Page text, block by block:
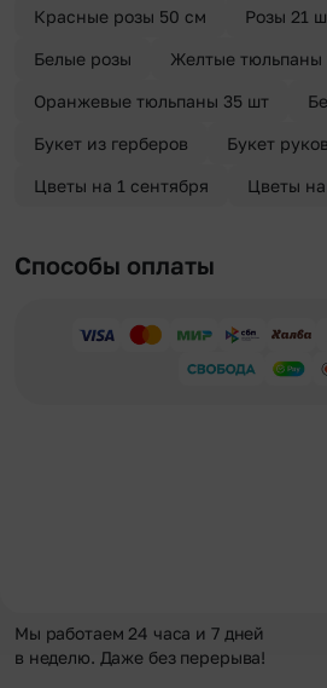
Красные розы 50 см Розы 21
Белые розы Желтые тюльпаны
Оранжевые тюльпаны 35 шт
Букет из герберов Букет
Цветы на 1 сентября Цветы
Способы оплаты
Мы работаем 24 часа и 7 дней
в неделю. Даже без перерыва!